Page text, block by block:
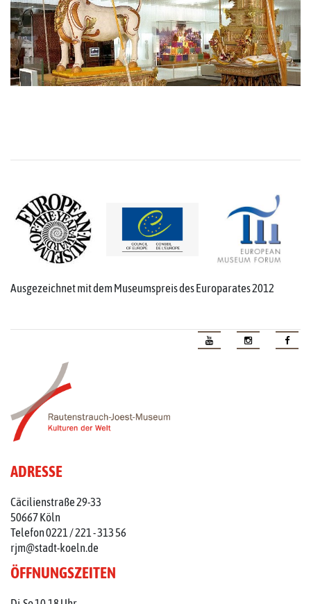
Ausgezeichnet mit dem Museumspreis des Europarates 2012
ADRESSE
Cäcilienstraße 29-33
50667 Köln
Telefon 0221 / 221 - 313 56
rjm@stadt-koeln.de
ÖFFNUNGSZEITEN